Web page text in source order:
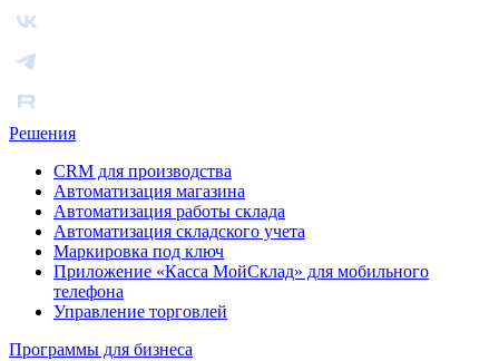
Решения
CRM для производства
Автоматизация магазина
Автоматизация работы склада
Автоматизация складского учета
Маркировка под ключ
Приложение «Касса МойСклад» для мобильного
телефона
Управление торговлей
Программы для бизнеса